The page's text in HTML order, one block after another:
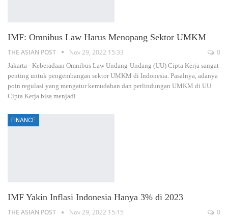
IMF: Omnibus Law Harus Menopang Sektor UMKM
THE ASIAN POST Nov 29, 2022 15:33 0
Jakarta - Keberadaan Omnibus Law Undang-Undang (UU) Cipta Kerja sangat
penting untuk pengembangan sektor UMKM di Indonesia. Pasalnya, adanya
poin regulasi yang mengatur kemudahan dan perlindungan UMKM di UU
Cipta Kerja bisa menjadi
FINANCE
IMF Yakin Inflasi Indonesia Hanya 3% di 2023
THE ASIAN POST Nov 29, 2022 15:15 0